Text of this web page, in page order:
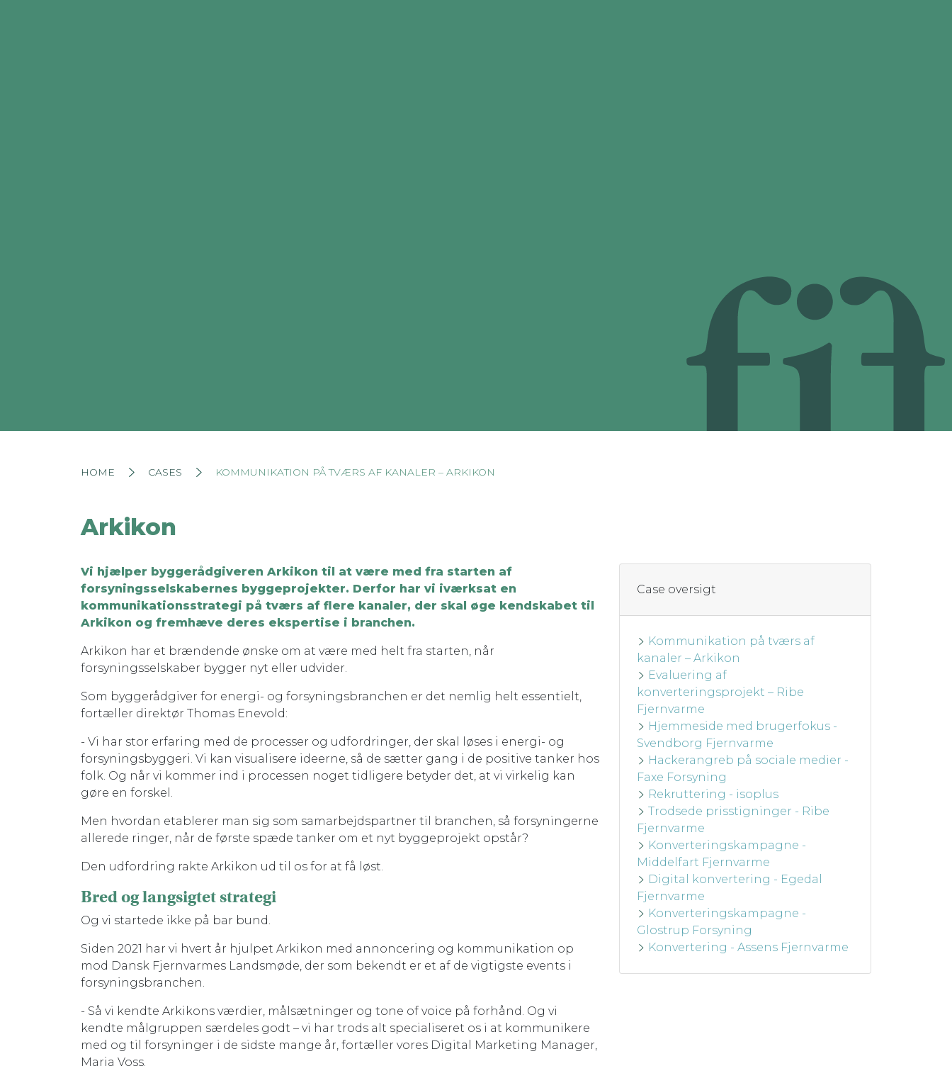
HOME CASES KOMMUNIKATION PÅ TVÆRS AF KANALER – ARKIKON
Arkikon
Vi hjælper byggerådgiveren Arkikon til at være med fra starten af
forsyningsselskabernes byggeprojekter. Derfor har vi iværksat en
kommunikationsstrategi på tværs af flere kanaler, der skal øge kendskabet til
Arkikon og fremhæve deres ekspertise i branchen.
Arkikon har et brændende ønske om at være med helt fra starten, når
forsyningsselskaber bygger nyt eller udvider.
Som byggerådgiver for energi- og forsyningsbranchen er det nemlig helt essentielt,
fortæller direktør Thomas Enevold:
- Vi har stor erfaring med de processer og udfordringer, der skal løses i energi- og
forsyningsbyggeri. Vi kan visualisere ideerne, så de sætter gang i de positive tanker hos
folk. Og når vi kommer ind i processen noget tidligere betyder det, at vi virkelig kan
gøre en forskel.
Men hvordan etablerer man sig som samarbejdspartner til branchen, så forsyningerne
allerede ringer, når de første spæde tanker om et nyt byggeprojekt opstår?
Den udfordring rakte Arkikon ud til os for at få løst.
Bred og langsigtet strategi
Og vi startede ikke på bar bund.
Siden 2021 har vi hvert år hjulpet Arkikon med annoncering og kommunikation op
mod Dansk Fjernvarmes Landsmøde, der som bekendt er et af de vigtigste events i
forsyningsbranchen.
- Så vi kendte Arkikons værdier, målsætninger og tone of voice på forhånd. Og vi
kendte målgruppen særdeles godt – vi har trods alt specialiseret os i at kommunikere
med og til forsyninger i de sidste mange år, fortæller vores Digital Marketing Manager,
Maria Voss.
Case oversigt
Kommunikation på tværs af
kanaler – Arkikon
Evaluering af
konverteringsprojekt – Ribe
Fjernvarme
Hjemmeside med brugerfokus -
Svendborg Fjernvarme
Hackerangreb på sociale medier -
Faxe Forsyning
Rekruttering - isoplus
Trodsede prisstigninger - Ribe
Fjernvarme
Konverteringskampagne -
Middelfart Fjernvarme
Digital konvertering - Egedal
Fjernvarme
Konverteringskampagne -
Glostrup Forsyning
Konvertering - Assens Fjernvarme